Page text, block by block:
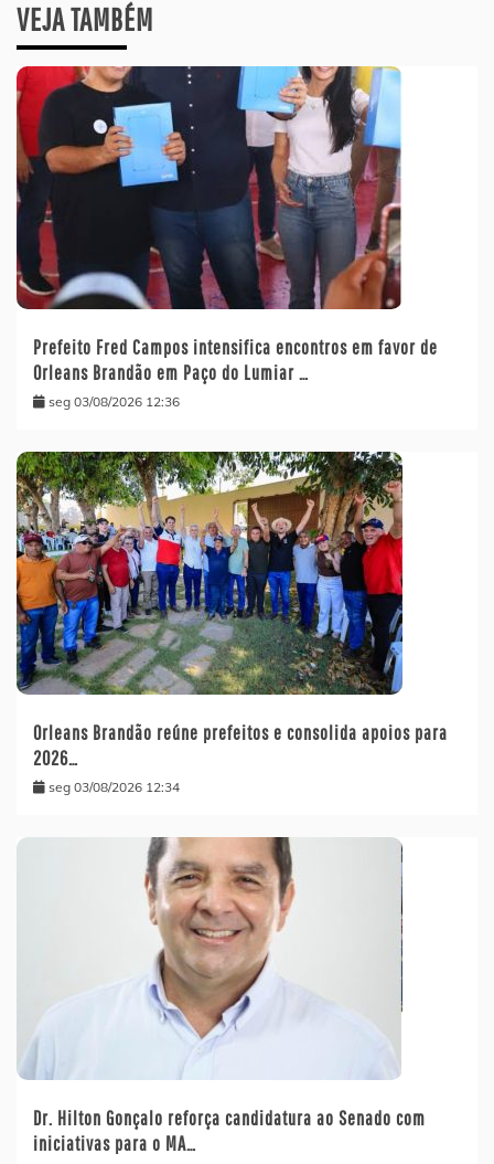
VEJA TAMBÉM
Prefeito Fred Campos intensifica encontros em favor de
Orleans Brandão em Paço do Lumiar …
seg 03/08/2026 12:36
Orleans Brandão reúne prefeitos e consolida apoios para
2026…
seg 03/08/2026 12:34
Dr. Hilton Gonçalo reforça candidatura ao Senado com
iniciativas para o MA…